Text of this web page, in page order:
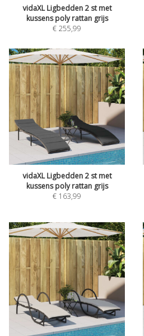
vidaXL Ligbedden 2 st met
kussens poly rattan grijs
€255,99
vidaXL Ligbedden 2 st met
kussens poly rattan grijs
€ 163,99